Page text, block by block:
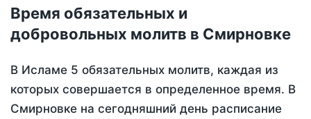
Время обязательных и
добровольных молитв в Смирновке
В Исламе 5 обязательных молитв, каждая из
которых совершается в определенное время. В
Смирновке на сегодняшний день расписание